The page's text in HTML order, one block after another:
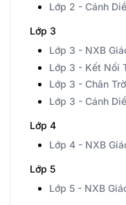
Lớp 2 - Cánh
Lớp 3
Lớp 3 - NXB
Lớp 3 - Kết Nối
Lớp 3 - Chân
Lớp 3 - Cánh
Lớp 4
Lớp 4 - NXB
Lớp 5
Lớp 5 - NXB